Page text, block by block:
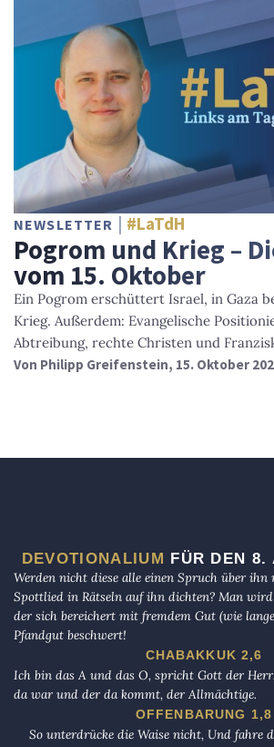
NEWSLETTER #LaTdH
Pogrom und Krieg –
vom 15. Oktober
Ein Pogrom erschüttert Israel, in Gaza
Krieg. Außerdem: Evangelische
Abtreibung, rechte Christen und
Von Philipp Greifenstein, 15. Oktober
DEVOTIONALIUM FÜR DEN 8.
Werden nicht diese alle einen Spruch über ihn
Spottlied in Rätseln auf ihn dichten? Man wird
der sich bereichert mit fremdem Gut (wie
Pfandgut beschwert!
CHABAKKUK 2,6
Ich bin das A und das O, spricht Gott der
da war und der da kommt, der Allmächtige.
OFFENBARUNG 1,8
So unterdrücke die Waise nicht, Und fahre